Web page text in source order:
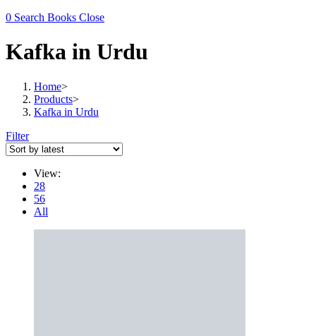
0 Search Books Close
Kafka in Urdu
Home>
Products>
Kafka in Urdu
Filter
View:
28
56
All